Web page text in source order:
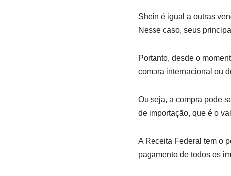
Shein é igual a outras
Nesse caso, seus
Portanto, desde o
compra internacional ou
Ou seja, a compra pode
de importação, que é o
A Receita Federal tem o
pagamento de todos os